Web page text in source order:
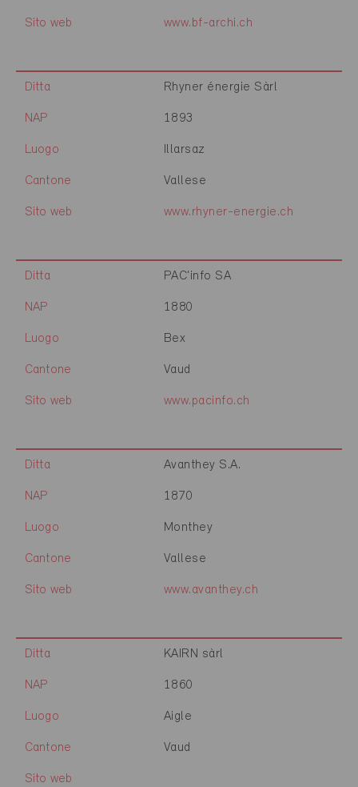
Sito web www.bf-archi.ch
Ditta Rhyner énergie Sàrl
NAP 1893
Luogo Illarsaz
Cantone Vallese
Sito web www.rhyner-energie.ch
Ditta PAC'info SA
NAP 1880
Luogo Bex
Cantone Vaud
Sito web www.pacinfo.ch
Ditta Avanthey S.A.
NAP 1870
Luogo Monthey
Cantone Vallese
Sito web www.avanthey.ch
Ditta KAIRN sàrl
NAP 1860
Luogo Aigle
Cantone Vaud
Sito web